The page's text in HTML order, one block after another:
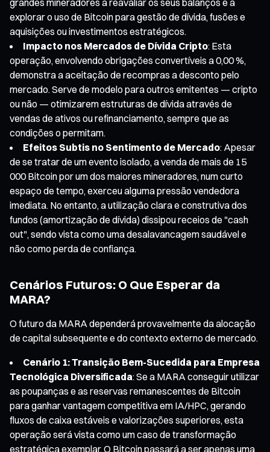
explorar o uso de Bitcoin para gestão de dívida, fusões e
aquisições ou investimentos estratégicos.
Impacto nos Mercados de Dívida Cripto: Esta
operação, envolvendo obrigações convertíveis a 0,00 %,
demonstra a aceitação de recompras a desconto pelo
mercado. Serve de modelo para outros emitentes — cripto
ou não — otimizarem estruturas de dívida através de
vendas de ativos ou refinanciamento, sempre que as
condições o permitam.
Efeitos Subtis no Sentimento de Mercado: Apesar
de se tratar de um evento isolado, a venda de mais de 15
000 Bitcoin por um dos maiores mineradores, num curto
espaço de tempo, exerceu alguma pressão vendedora
imediata. No entanto, a utilização clara e construtiva dos
fundos (amortização de dívida) dissipou receios de "cash
out", sendo vista como uma desalavancagem saudável e
não como perda de confiança.
Cenários Futuros: O Que Esperar da
MARA?
O futuro da MARA dependerá provavelmente da alocação
de capital subsequente e do contexto externo de mercado.
Cenário 1: Transição Bem-Sucedida para Empresa
Tecnológica Diversificada: Se a MARA conseguir utilizar
as poupanças e as reservas remanescentes de Bitcoin
para ganhar vantagem competitiva em IA/HPC, gerando
fluxos de caixa estáveis e valorizações superiores, esta
operação será vista como um caso de transformação
estratégica exemplar. O Bitcoin passará a ser apenas uma